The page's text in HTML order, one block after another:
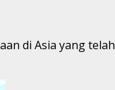
di Asia yang